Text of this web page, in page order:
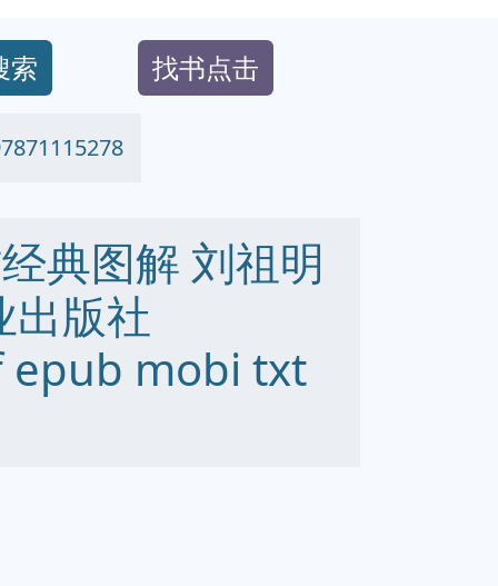
索 找书点击
典图解 刘祖明
出版社
epub mobi txt